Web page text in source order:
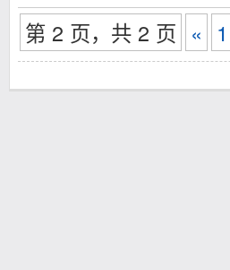
第 2 页，共 2 页 « 1